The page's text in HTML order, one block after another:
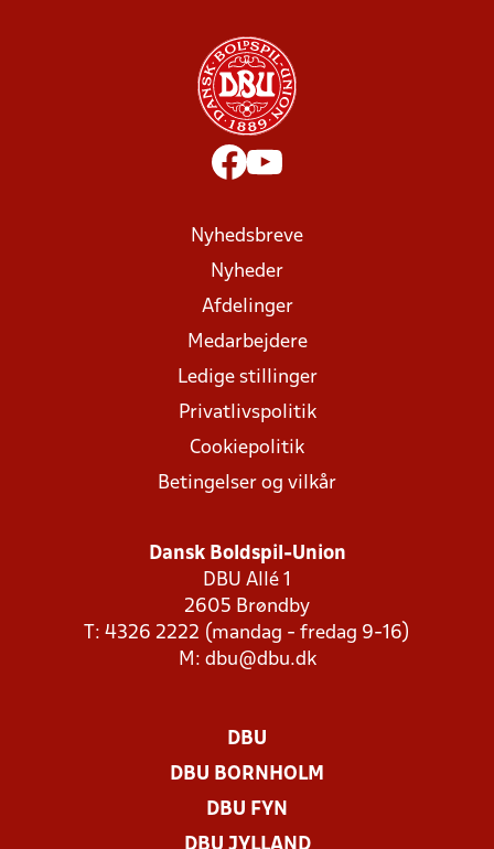
Nyhedsbreve
Nyheder
Afdelinger
Medarbejdere
Ledige stillinger
Privatlivspolitik
Cookiepolitik
Betingelser og vilkår
Dansk Boldspil-Union
DBU Allé 1
2605 Brøndby
T: 4326 2222 (mandag - fredag 9-16)
M: dbu@dbu.dk
DBU
DBU BORNHOLM
DBU FYN